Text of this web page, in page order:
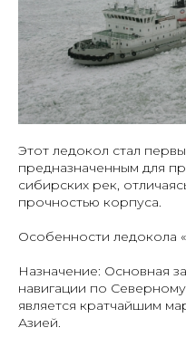
Этот ледокол стал
предназначенным для
сибирских рек,
прочностью корпуса.
Особенности ледокола
Назначение: Основная
навигации по
является кратчайшим
Азией.